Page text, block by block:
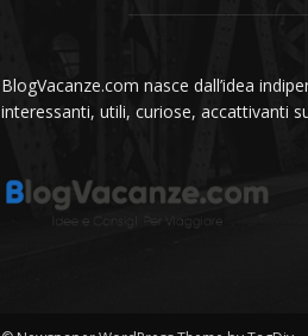
BlogVacanze.com nasce dall’idea
interessanti, utili, curiose, accattivanti